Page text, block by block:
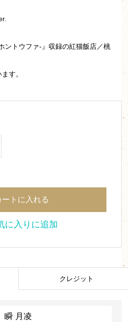
ントウファ-』収録の紅猫飯店／桃
す。
に入りに追加
クレジット
瞬 月凌